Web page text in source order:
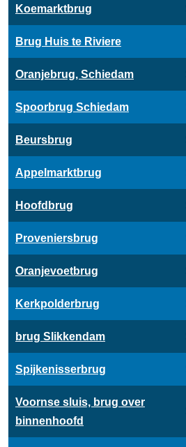
Koemarktbrug
Brug Huis te Riviere
Oranjebrug, Schiedam
Spoorbrug Schiedam
Beursbrug
Appelmarktbrug
Hoofdbrug
Proveniersbrug
Oranjevoetbrug
Kerkpolderbrug
brug Slikkendam
Spijkenisserbrug
Voornse sluis, brug over
binnenhoofd